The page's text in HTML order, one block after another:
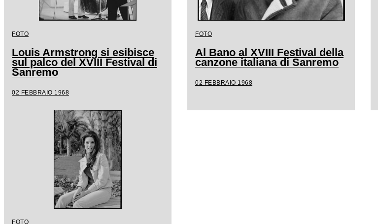
FOTO
Louis Armstrong si esibisce
sul palco del XVIII Festival di
Sanremo
02 FEBBRAIO 1968
FOTO
Al Bano al XVIII Festival della
canzone italiana di Sanremo
02 FEBBRAIO 1968
FOTO